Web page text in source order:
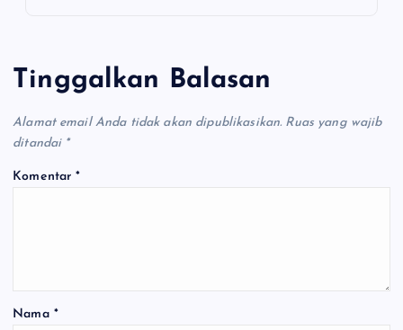
Tinggalkan Balasan
Alamat email Anda tidak akan dipublikasikan. Ruas yang wajib
ditandai *
Komentar*
Nama *